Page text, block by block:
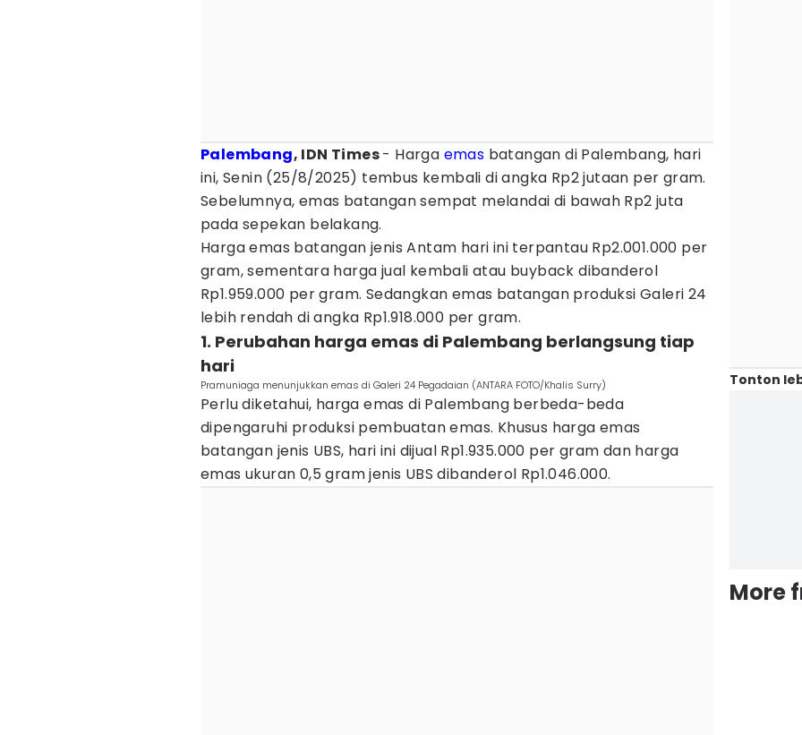
Palembang, IDN Times- Harga emas batangan di Palembang, hari
ini, Senin (25/8/2025) tembus kembali di angka Rp2 jutaan per gram.
Sebelumnya, emas batangan sempat melandai di bawah Rp2 juta
pada sepekan belakang.
Harga emas batangan jenis Antam hari ini terpantau Rp2.001.000 per
gram, sementara harga jual kembali atau buyback dibanderol
Rp1.959.000 per gram. Sedangkan emas batangan produksi Galeri 24
lebih rendah di angka Rp1.918.000 per gram.
1. Perubahan harga emas di Palembang berlangsung tiap
hari
Pramuniaga menunjukkan emas di Galeri 24 Pegadaian (ANTARA FOTO/Khalis Surry)
Perlu diketahui, harga emas di Palembang berbeda-beda
dipengaruhi produksi pembuatan emas. Khusus harga emas
batangan jenis UBS, hari ini dijual Rp1.935.000 per gram dan harga
emas ukuran 0,5 gram jenis UBS dibanderol Rp1.046.000.
Tonton
More